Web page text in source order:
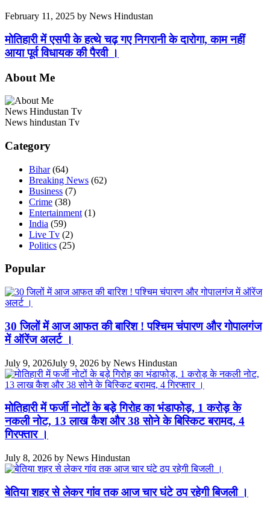
February 11, 2025 by News Hindustan
मोतिहारी में एसपी के हत्थे चढ़ गए निगरानी के दारोगा, काम नहीं
आया पूर्व विधायक की पैरवी ।
About Me
News Hindustan Tv
News hindustan Tv
Category
Bihar(64)
Breaking News (62)
Business (7)
Crime (38)
Entertainment (1)
India (59)
Live Tv (2)
Politics (25)
Popular
30 जिलों में आज आफत की बारिश ! पश्चिम चंपारण और गोपालगंज
में ऑरेंज अलर्ट ।
July 9, 2026July 9, 2026 by News Hindustan
मोतिहारी में फर्जी नोटों के बड़े गिरोह का भंडाफोड़, 1 करोड़ के
नकली नोट, 13 लाख कैश और 38 सोने के बिस्किट बरामद, 4
गिरफ्तार ।
July 8, 2026 by News Hindustan
बेतिया शहर से लेकर गांव तक आज चार घंटे ठप रहेगी बिजली ।